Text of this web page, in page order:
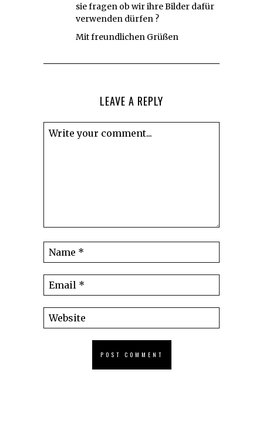
sie fragen ob wir ihre Bilder dafür
verwenden dürfen ?
Mit freundlichen Grüßen
LEAVE A REPLY